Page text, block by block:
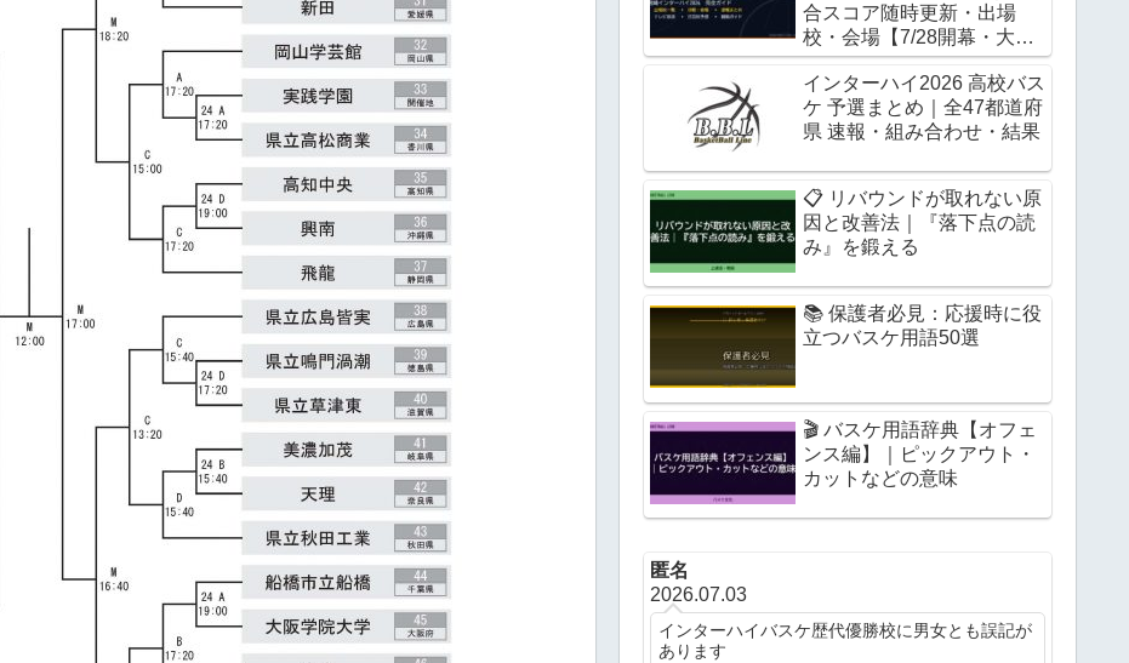
合スコア随時更新・出場
校・会場【7/28開幕・大
阪】
インターハイ2026 高校バス
ケ 予選まとめ｜全47都道府
県 速報・組み合わせ・結果
📋 リバウンドが取れない原
因と改善法｜『落下点の読
み』を鍛える
📚 保護者必見：応援時に役
立つバスケ用語50選
🎬 バスケ用語辞典【オフェ
ンス編】｜ピックアウト・
カットなどの意味
匿名
2026.07.03
インターハイバスケ歴代優勝校に男女とも誤記が
あります